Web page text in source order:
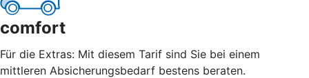
comfort
Für die Extras: Mit diesem Tarif sind Sie bei einem
mittleren Absicherungsbedarf bestens beraten.